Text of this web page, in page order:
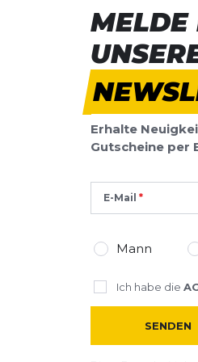
Vorname
Überschrift
Überschrift
Rezension
Rezension
MELDE
Erhalte
Gutscheine per
E-Mail
Mann
Ich habe die
SENDEN